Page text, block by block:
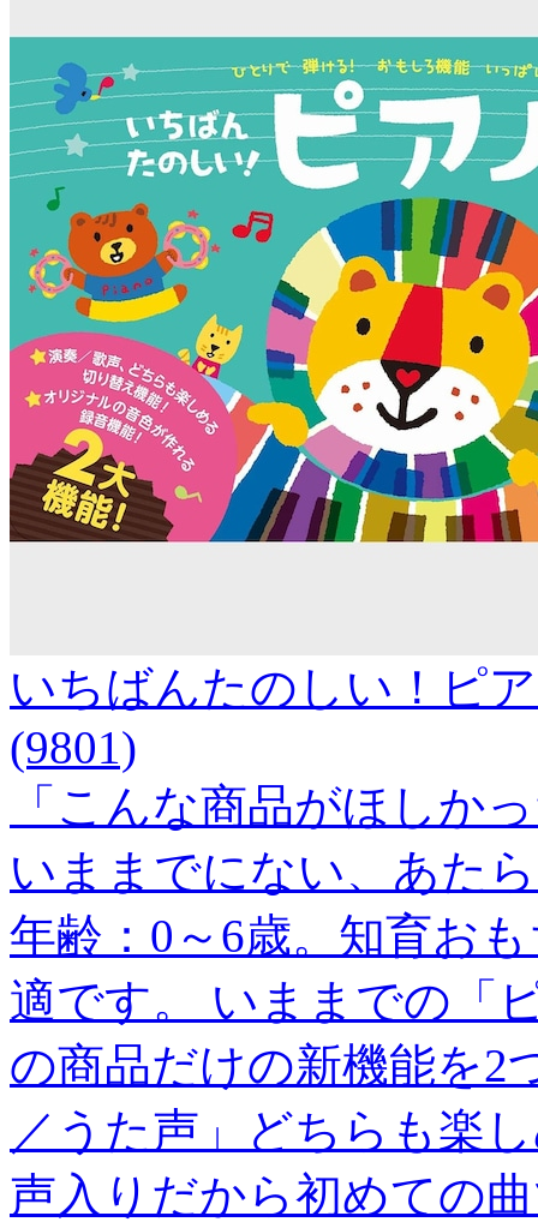
いちばんたのしい！ピ
(9801)
「こんな商品がほし
いままでにない、あた
年齢：0～6歳。知育お
適です。 いままでの「
の商品だけの新機能を
／うた声」どちらも楽
声入りだから初めての